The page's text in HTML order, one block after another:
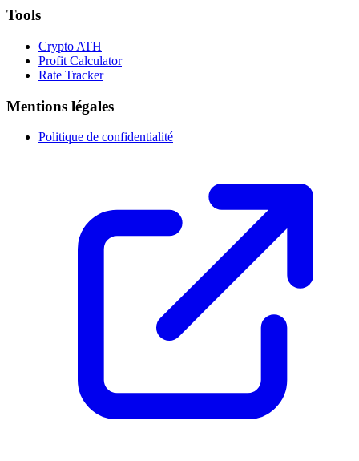
Tools
Crypto ATH
Profit Calculator
Rate Tracker
Mentions légales
Politique de confidentialité